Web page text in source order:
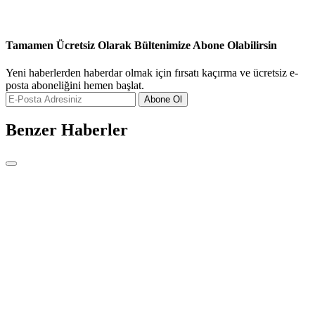
Tamamen Ücretsiz Olarak Bültenimize Abone Olabilirsin
Yeni haberlerden haberdar olmak için fırsatı kaçırma ve ücretsiz e-
posta aboneliğini hemen başlat.
Abone Ol
Benzer Haberler